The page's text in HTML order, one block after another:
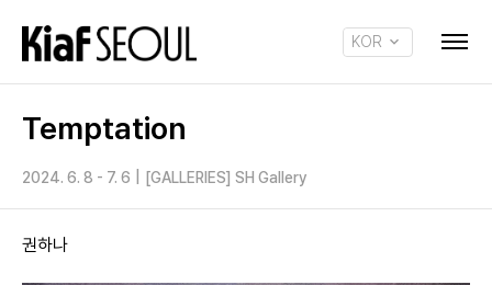
KOR
Temptation
2024. 6. 8 - 7. 6 [GALLERIES] SH Gallery
권하나